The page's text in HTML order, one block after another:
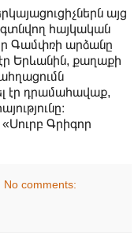
այց
հայկական
Գամփռի արձանը
Երևանին, քաղաքի
էր դրամահավաք,
Գրիգոր
No comments: